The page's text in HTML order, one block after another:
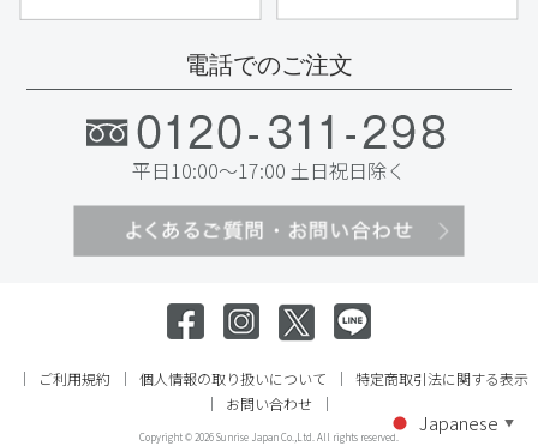
Japanese ▼
電話でのご注文
平日10:00～17:00 土日祝日除く
ご利用規約 個人情報の取り扱いについて
特定商取引法に関する表示
お問い合わせ
Copyright ©2026 Sunrise Japan Co.,Ltd. All rights reserved.